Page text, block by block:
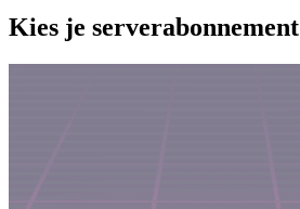
Kies je serverabonnement